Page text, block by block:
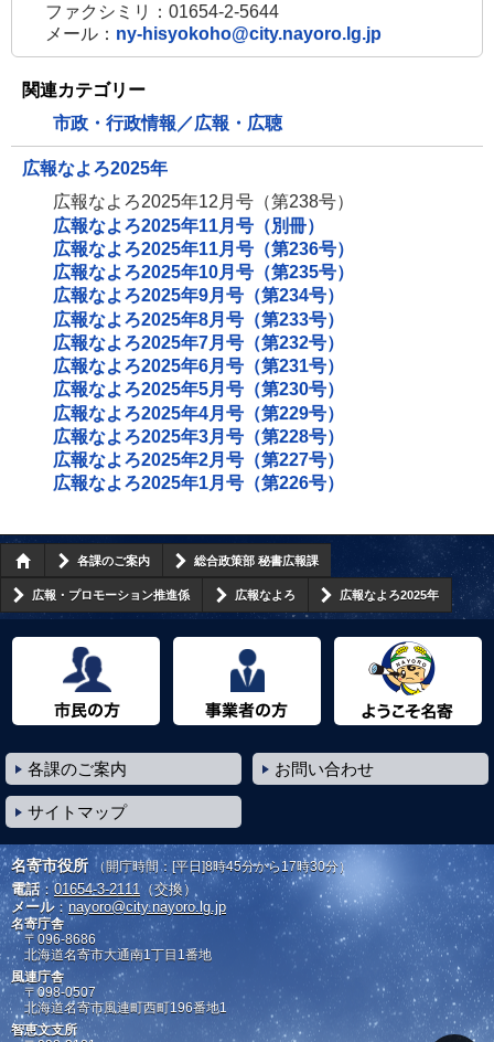
ファクシミリ：01654-2-5644
メール： ny-hisyokoho@city.nayoro.lg.jp
関連カテゴリー
市政・行政情報／広報・広聴
広報なよろ2025年
広報なよろ2025年12月号（第238号）
広報なよろ2025年11月号（別冊）
広報なよろ2025年11月号（第236号）
広報なよろ2025年10月号（第235号）
広報なよろ2025年9月号（第234号）
広報なよろ2025年8月号（第233号）
広報なよろ2025年7月号（第232号）
広報なよろ2025年6月号（第231号）
広報なよろ2025年5月号（第230号）
広報なよろ2025年4月号（第229号）
広報なよろ2025年3月号（第228号）
広報なよろ2025年2月号（第227号）
広報なよろ2025年1月号（第226号）
各課のご案内 総合政策部 秘書広報課
広報・プロモーション推進係 広報なよろ 広報なよろ2025年
各課のご案内 お問い合わせ
サイトマップ
名寄市役所 （開庁時間：[平日]8時45分から17時30分）
電話： 01654-3-2111（交換）
メール：nayoro@city.nayoro.lg.jp
名寄庁舎
〒096-8686
北海道名寄市大通南1丁目1番地
風連庁舎
〒098-0507
北海道名寄市風連町西町196番地1
智恵文支所